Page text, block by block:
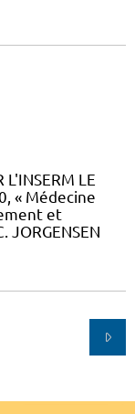
L'INSERM LE
« Médecine
et